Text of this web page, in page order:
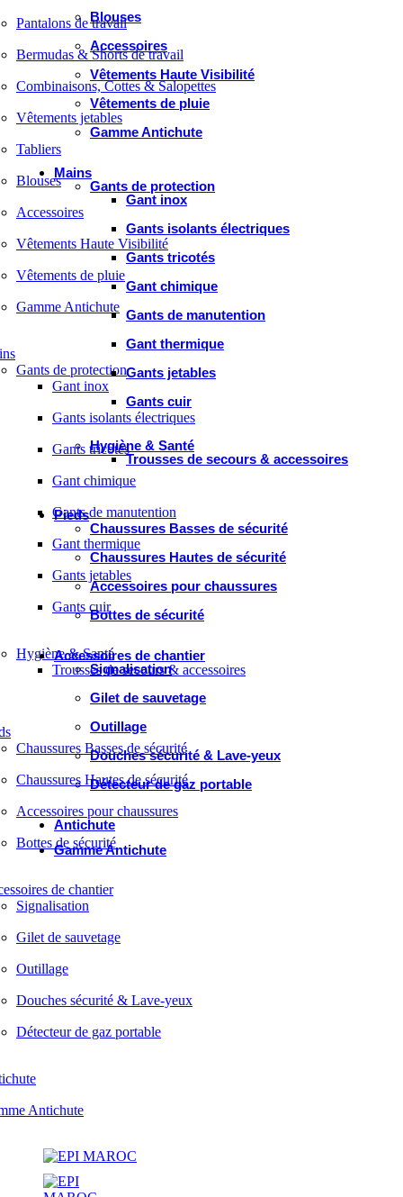
Blouses
Accessoires
Vêtements Haute Visibilité
Vêtements de pluie
Gamme Antichute
Mains
Gants de protection
Gant inox
Gants isolants électriques
Gants tricotés
Gant chimique
Gants de manutention
Gant thermique
Gants jetables
Gants cuir
Hygiène & Santé
Trousses de secours & accessoires
Pieds
Chaussures Basses de sécurité
Chaussures Hautes de sécurité
Accessoires pour chaussures
Bottes de sécurité
Accessoires de chantier
Signalisation
Gilet de sauvetage
Outillage
Douches sécurité & Lave-yeux
Détecteur de gaz portable
Antichute
Gamme Antichute
Pantalons de travail
Bermudas & Shorts de travail
Combinaisons, Cottes & Salopettes
Vêtements jetables
Tabliers
Blouses
Accessoires
Vêtements Haute Visibilité
Vêtements de pluie
Gamme Antichute
Gants de protection
Gant inox
Gants isolants électriques
Gants tricotés
Gant chimique
Gants de manutention
Gant thermique
Gants jetables
Gants cuir
Hygiène & Santé
Trousses de secours & accessoires
Chaussures Basses de sécurité
Chaussures Hautes de sécurité
Accessoires pour chaussures
Bottes de sécurité
de chantier
Signalisation
Gilet de sauvetage
Outillage
Douches sécurité & Lave-yeux
Détecteur de gaz portable
Antichute